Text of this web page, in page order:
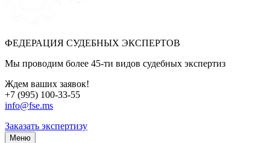
ФЕДЕРАЦИЯ СУДЕБНЫХ ЭКСПЕРТОВ
Мы проводим более 45-ти видов судебных экспертиз
Ждем ваших заявок!
+7 (995) 100-33-55
info@fse.ms
Заказать экспертизу
Меню